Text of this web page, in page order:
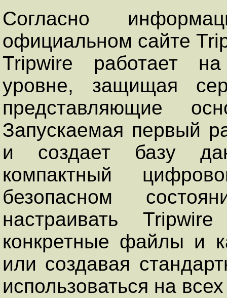
Согласно
официальном сайте
Tripwire работает
уровне, защищая
представляющие
Запускаемая первый
и создает базу
компактный
безопасном
настраивать
конкретные файлы и
или создавая
использоваться на